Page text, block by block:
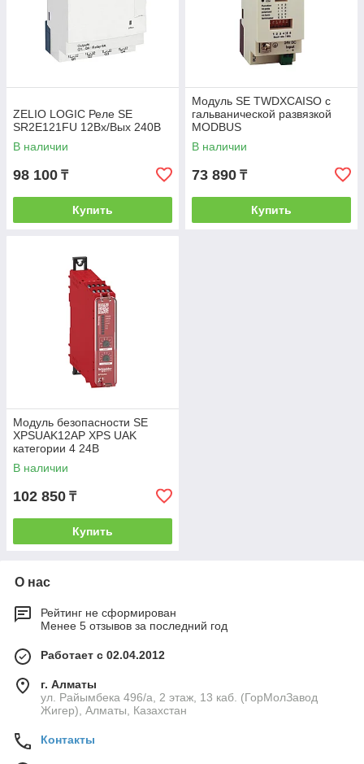
ZELIO LOGIC Реле SE
SR2E121FU 12Вх/Вых 240В
В наличии
98 100 ₸
Купить
Модуль SE TWDXCAISO с
гальванической развязкой
MODBUS
В наличии
73 890 ₸
Купить
Модуль безопасности SE
XPSUAK12AP XPS UAK
категории 4 24В
В наличии
102 850 ₸
Купить
О нас
Рейтинг не сформирован
Менее 5 отзывов за последний год
Работает с 02.04.2012
г. Алматы
ул. Райымбека 496/а, 2 этаж, 13 каб. (ГорМолЗавод
Жигер), Алматы, Казахстан
Контакты